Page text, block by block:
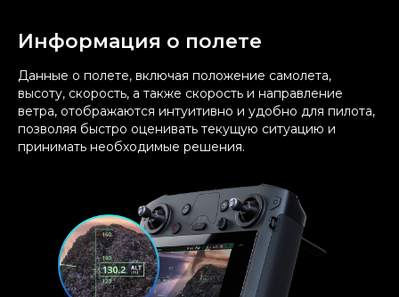
Информация о полете
Данные о полете, включая положение самолета,
высоту, скорость, а также скорость и направление
ветра, отображаются интуитивно и удобно для пилота,
позволяя быстро оценивать текущую ситуацию и
принимать необходимые решения.